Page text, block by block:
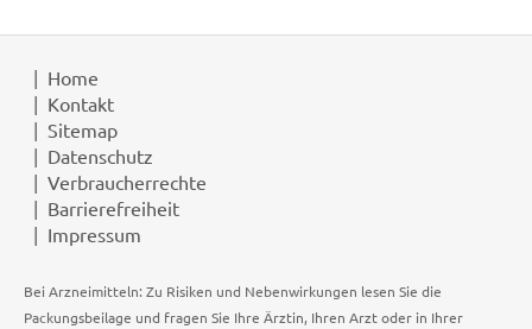
Home
Kontakt
Sitemap
Datenschutz
Verbraucherrechte
Barrierefreiheit
Impressum
Bei Arzneimitteln: Zu Risiken und Nebenwirkungen lesen Sie die
Packungsbeilage und fragen Sie Ihre Ärztin, Ihren Arzt oder in Ihrer